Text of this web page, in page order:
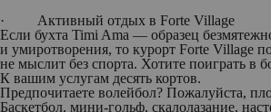
· Активный отдых в Forte Village
Если бухта Timi Ama — образец
и умиротворения, то курорт Forte Village
не мыслит без спорта. Хотите поиграть в
К вашим услугам десять кортов.
Предпочитаете волейбол? Пожалуйста,
Баскетбол, мини-гольф, скалолазание,